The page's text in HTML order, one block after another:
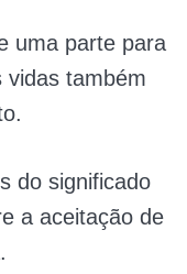
uma parte para
vidas também
do significado
a aceitação de